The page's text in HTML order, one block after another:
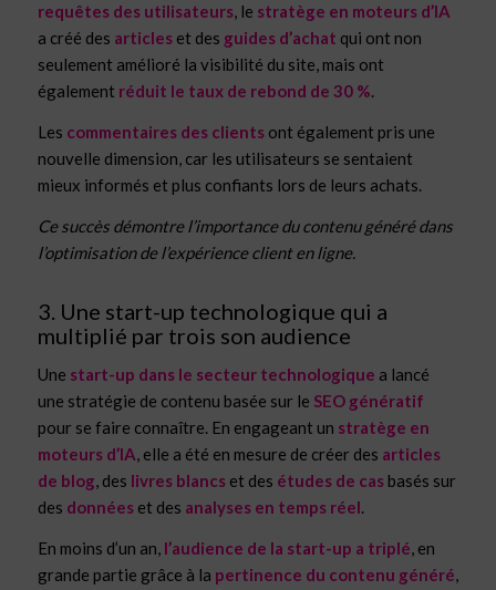
requêtes des utilisateurs, le stratège en moteurs d’IA
a créé des articleset des guides d’achat qui ont non
seulement amélioré la visibilité du site, mais ont
également réduit le taux de rebond de 30 %.
Les commentaires des clientsont également pris une
nouvelle dimension, car les utilisateurs se sentaient
mieux informés et plus confiants lors de leurs achats.
Ce succès démontre l’importance du contenu généré dans
l’optimisation de l’expérience client en ligne.
3. Une start-up technologique qui a
multiplié par trois son audience
Une start-up dans le secteur technologique a lancé
une stratégie de contenu basée sur le SEO génératif
pour se faire connaître. En engageant un stratège en
moteurs d’IA, elle a été en mesure de créer des articles
de blog, des livres blancset des études de casbasés sur
des donnéeset des analyses en temps réel.
En moins d’un an, l’audience de la start-up a triplé, en
grande partie grâce à la pertinence du contenu généré,